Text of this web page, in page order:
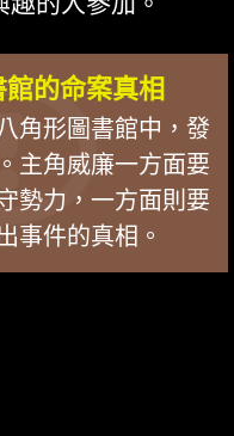
的命案真相
角形圖書館中，發
主角威廉一方面要
勢力，一方面則要
事件的真相。